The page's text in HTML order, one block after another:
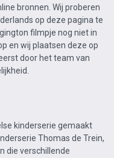
bronnen. Wij proberen
op deze pagina te
filmpje nog niet in
en wij plaatsen deze op
door het team van
kinderserie gemaakt
Thomas de Trein,
die verschillende